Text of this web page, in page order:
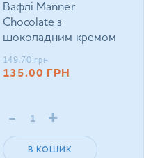
Вафлі Manner
Chocolate з
шоколадним кремом
149.70 грн
135.00 ГРН
- +
В КОШИК